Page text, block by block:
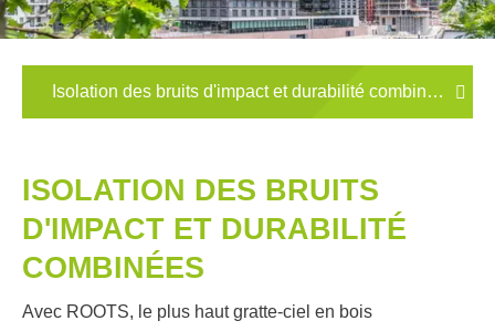
Isolation des bruits d'impact et durabilité combinées
ISOLATION DES BRUITS
D'IMPACT ET DURABILITÉ
COMBINÉES
Avec ROOTS, le plus haut gratte-ciel en bois